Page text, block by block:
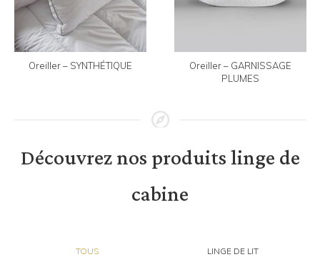
Oreiller – SYNTHÉTIQUE
Oreiller – GARNISSAGE
PLUMES
Découvrez nos produits linge de
cabine
TOUS LINGE DE LIT